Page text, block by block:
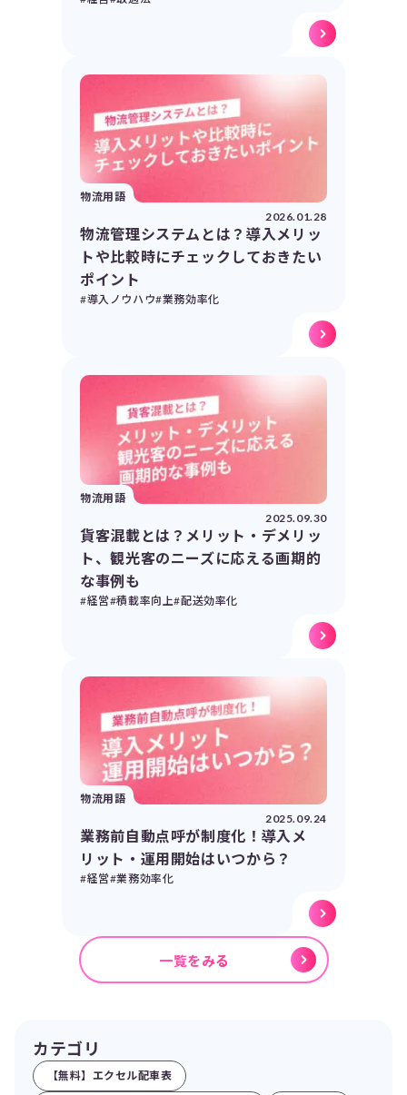
物流用語
2026.01.28
物流管理システムとは？導入メリッ
トや比較時にチェックしておきたい
ポイント
#導入ノウハウ#業務効率化
物流用語
2025.09.30
貨客混載とは？メリット・デメリッ
ト、観光客のニーズに応える画期的
な事例も
#経営#積載率向上#配送効率化
物流用語
2025.09.24
業務前自動点呼が制度化！導入メ
リット・運用開始はいつから？
#経営#業務効率化
一覧をみる
カテゴリ
【無料】エクセル配車表